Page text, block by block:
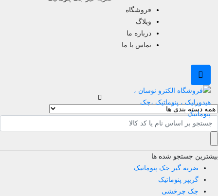
فروشگاه
وبلاگ
درباره ما
تماس با ما
جستجو شده ها
ضربه گیر جک پنوماتیک
گریپر پنوماتیک
جک چرخشی